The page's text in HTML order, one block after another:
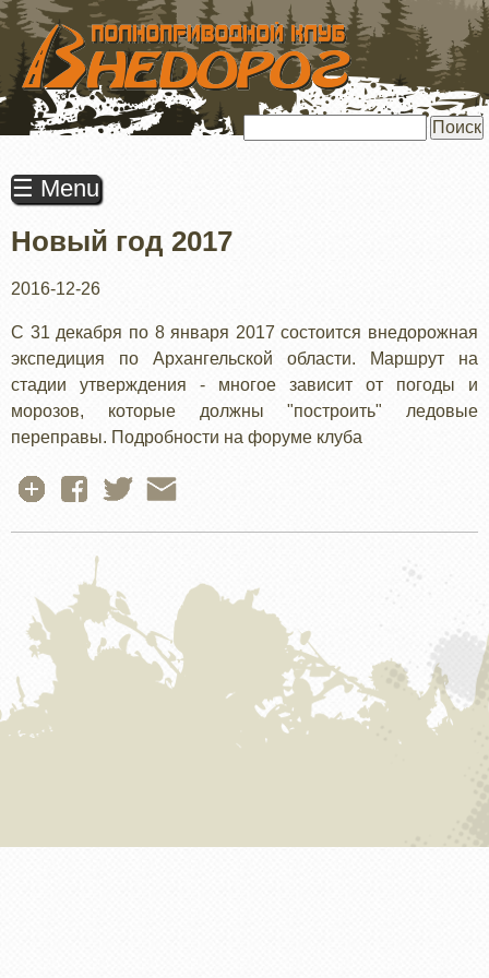
ПЕРЕЙТИ
ОСНОВНОМУ
СОДЕРЖАНИЮ
☰ Menu
Новый год 2017
2016-12-26
С 31 декабря по 8 января 2017 состоится внедорожная
экспедиция по Архангельской области. Маршрут на
стадии утверждения - многое зависит от погоды и
морозов, которые должны "построить" ледовые
переправы. Подробности на форуме клуба